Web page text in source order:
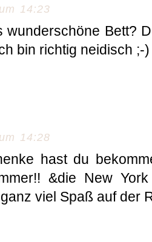
14:23
wunderschöne Bett?
bin richtig neidisch ;-)
14:28
hast du
&die New
viel Spaß auf der